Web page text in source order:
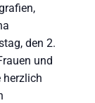
den 2.
und
herzlich